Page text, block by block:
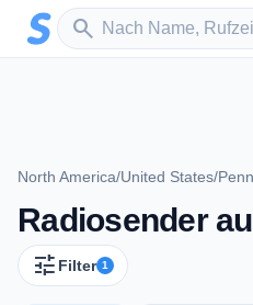
Zum Hauptinhalt springen
search
Sender suchen
North America/United States/
Radiosender
tune Filter 1